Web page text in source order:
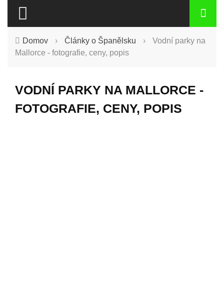
Domov › Články o Španělsku ›
Vodní parky na
Mallorce - fotografie, ceny, popis
VODNÍ PARKY NA MALLORCE -
FOTOGRAFIE, CENY, POPIS